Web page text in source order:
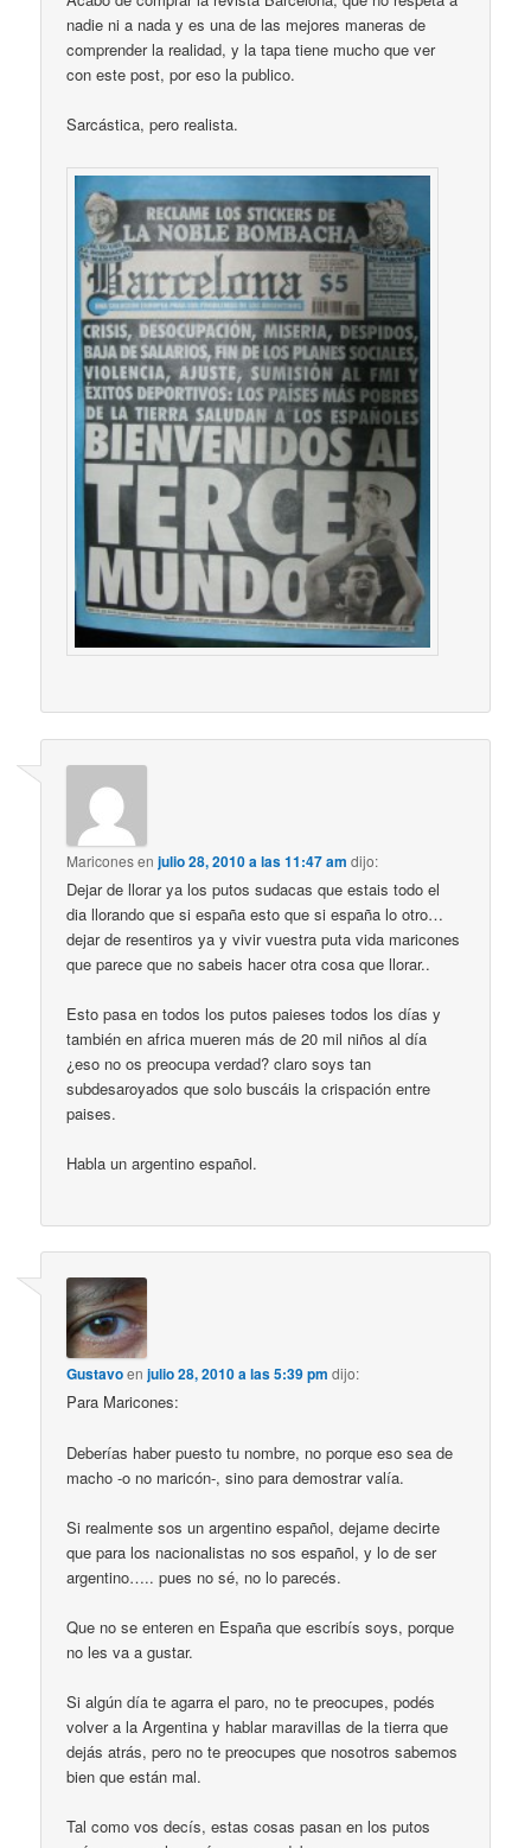
nadie ni a nada y es una de las mejores maneras de
comprender la realidad, y la tapa tiene mucho que ver
con este post, por eso la publico.
Sarcástica, pero realista.
Mariconesenjulio 28, 2010 a las 11:47 am dijo:
Dejar de llorar ya los putos sudacas que estais todo el
dia llorando que si españa esto que si españa lo otro…
dejar de resentiros ya y vivir vuestra puta vida maricones
que parece que no sabeis hacer otra cosa que llorar..
Esto pasa en todos los putos paieses todos los días y
también en africa mueren más de 20 mil niños al día
¿eso no os preocupa verdad? claro soys tan
subdesaroyados que solo buscáis la crispación entre
paises.
Habla un argentino español.
Gustavoenjulio 28, 2010 a las 5:39 pm dijo:
Para Maricones:
Deberías haber puesto tu nombre, no porque eso sea de
macho -o no maricón-, sino para demostrar valía.
Si realmente sos un argentino español, dejame decirte
que para los nacionalistas no sos español, y lo de ser
argentino….. pues no sé, no lo parecés.
Que no se enteren en España que escribís soys, porque
no les va a gustar.
Si algún día te agarra el paro, no te preocupes, podés
volver a la Argentina y hablar maravillas de la tierra que
dejás atrás, pero no te preocupes que nosotros sabemos
bien que están mal.
Tal como vos decís, estas cosas pasan en los putos